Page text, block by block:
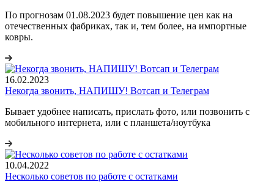
По прогнозам 01.08.2023 будет повышение цен как на
отечественных фабриках, так и, тем более, на импортные
ковры.
16.02.2023
Некогда звонить, НАПИШУ! Вотсап и Телеграм
Бывает удобнее написать, прислать фото, или позвонить с
мобильного интернета, или с планшета/ноутбука
10.04.2022
Несколько советов по работе с остатками